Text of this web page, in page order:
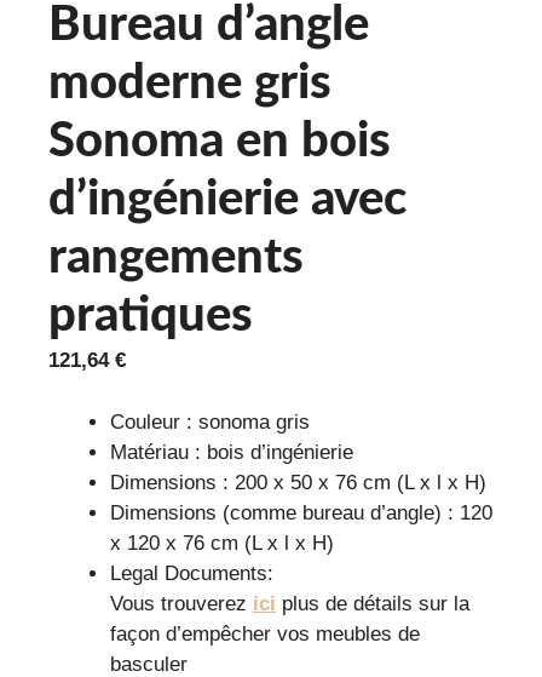
Bureau d’angle
moderne gris
Sonoma en bois
d’ingénierie avec
rangements
pratiques
121,64 €
Couleur : sonoma gris
Matériau : bois d’ingénierie
Dimensions : 200 x 50 x 76 cm (L x l x H)
Dimensions (comme bureau d’angle) : 120
x 120 x 76 cm (L x l x H)
Legal Documents:
Vous trouverez ici plus de détails sur la
façon d’empêcher vos meubles de
basculer